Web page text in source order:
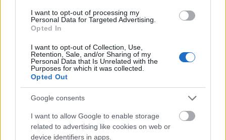
I want to opt-out of processing my
Personal Data for Targeted Advertising.
Opted In
I want to opt-out of Collection, Use,
Retention, Sale, and/or Sharing of my
Personal Data that Is Unrelated with the
Purposes for which it was collected.
Opted Out
Google consents
I want to allow Google to enable storage
related to advertising like cookies on web or
device identifiers in apps.
létrehozására?
Igen, az Aurórában az Alatta Felette c.
előadássorozatunk egyben önismereti tréning is,
hiszen a fellépők mindannyian a saját történetüket
adják elő, ami nagyon jól össze tudja hozni a
csapatot. Folytatni fogjuk a nyolcadik kerületben
elkezdett projektünket is, amikor nyolc-tíz helyszínen
rövid jeleneteket láthattak az érdeklődök. A
sokféleség működik – pályázati szempontból biztos
megkönnyítené a helyzetünket, ha könnyen
behatárolható, egymáshoz nagyon hasonló